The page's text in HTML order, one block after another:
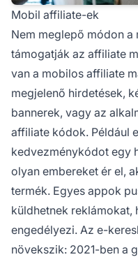
Mobil affiliate-ek
Nem meglepő módon
támogatják az affiliate
van a mobilos affiliate
megjelenő hirdetések,
bannerek, vagy az
affiliate kódok. Például
kedvezménykódot egy
olyan embereket ér el,
termék. Egyes appok
küldhetnek reklámokat,
engedélyezi. Az e-
növekszik: 2021-ben a